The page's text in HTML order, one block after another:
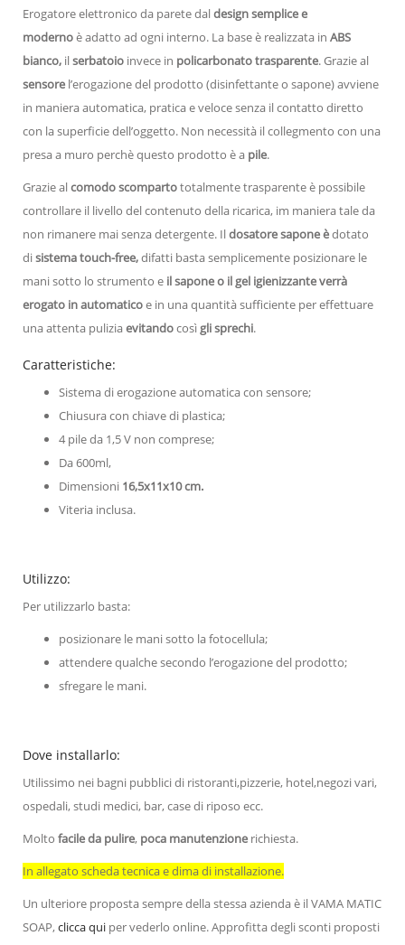
Erogatore elettronico da parete daldesign semplice e
modernoè adatto ad ogni interno. La base è realizzata in ABS
bianco, ilserbatoio invece in policarbonato trasparente. Grazie al
sensore l’erogazione del prodotto (disinfettante o sapone) avviene
in maniera automatica, pratica e veloce senza il contatto diretto
con la superficie dell’oggetto. Non necessità il collegmento con una
presa a muro perchè questo prodotto è a pile.
Grazie alcomodo scompartototalmentetrasparente è possibile
controllare il livello del contenuto della ricarica, im maniera tale da
non rimanere mai senza detergente. Ildosatore sapone èdotato
disistema touch-free,difatti basta semplicemente posizionare le
mani sotto lo strumento e il sapone o il gel igienizzante verrà
erogato in automaticoe in una quantità sufficiente per effettuare
una attenta puliziaevitandocosì gli sprechi.
Caratteristiche:
Sistema di erogazione automatica con sensore;
Chiusura con chiave di plastica;
4 pile da 1,5 V non comprese;
Da 600ml,
Dimensioni 16,5x11x10 cm.
Viteria inclusa.
Utilizzo:
Per utilizzarlo basta:
posizionare le mani sotto la fotocellula;
attendere qualche secondo l’erogazione del prodotto;
sfregare le mani.
Dove installarlo:
Utilissimo nei bagni pubblici di ristoranti,pizzerie, hotel,negozi vari,
ospedali, studi medici, bar, case di riposo ecc.
Molto facile da pulire, poca manutenzione richiesta.
In allegato scheda tecnica e dima di installazione.
Un ulteriore proposta sempre della stessa azienda è il VAMA MATIC
SOAP,clicca qui per vederlo online. Approfitta degli sconti proposti